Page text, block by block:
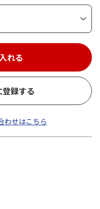
れる
録する
わせはこちら